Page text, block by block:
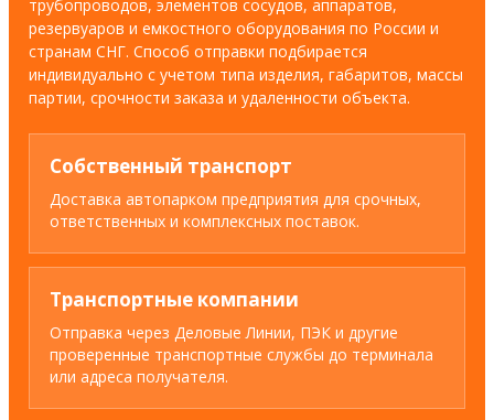
трубопроводов, элементов сосудов, аппаратов,
резервуаров и емкостного оборудования по России и
странам СНГ. Способ отправки подбирается
индивидуально с учетом типа изделия, габаритов, массы
партии, срочности заказа и удаленности объекта.
Собственный транспорт
Доставка автопарком предприятия для срочных,
ответственных и комплексных поставок.
Транспортные компании
Отправка через Деловые Линии, ПЭК и другие
проверенные транспортные службы до терминала
или адреса получателя.